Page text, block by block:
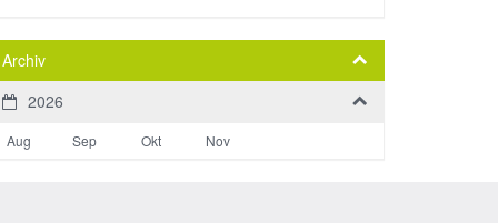
Archiv
2026
Aug Sep Okt Nov